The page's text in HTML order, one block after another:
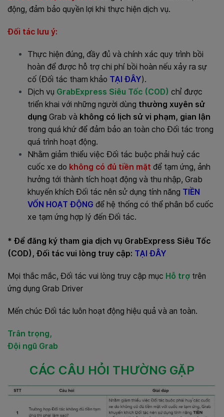
động, đảm bảo quyền lợi khi thực hiện dịch vụ.
Đối tác lưu ý:
Thực hiện đúng, đầy đủ và chính xác quy trình bồi
hoàn để được hỗ trợ chi phí bồi hoàn nếu xảy ra sự
cố (Đối tác tham khảo TẠI ĐÂY).
Dịch vụ GrabExpress Siêu Tốc (COD) chỉ được
triển khai với những người dùng thường xuyên sử
dụng Grab và không có lịch sử vi phạm, gian lận
trong quá khứ để đảm bảo an toàn cho Đối tác trong
quá trình hoạt động.
Nhằm giảm thiểu việc Đối tác buộc phải huỷ các
cuốc xe do không có đủ tiền mặt để tạm ứng, ảnh
hưởng tới thành tích hoạt động và thu nhập, Grab
khuyến khích Đối tác nên sử dụng tính năng TIỀN
VỐN HOẠT ĐỘNG để hệ thống có thể phân bổ cuốc
xe tạm ứng hợp lý đến Đối tác.
* Để đăng ký tham gia dịch vụ GrabExpress Siêu Tốc
(COD), Đối tác vui lòng truy cập: TẠI ĐÂY
Mọi thắc mắc, Đối tác vui lòng truy cập mục Hỗ trợ trên
ứng dụng Grab Driver
Mến chúc Đối tác luôn hoạt động hiệu quả và an toàn.
Trân trọng,
Đội ngũ Grab
CÁC CÂU HỎI THƯỜNG GẶP